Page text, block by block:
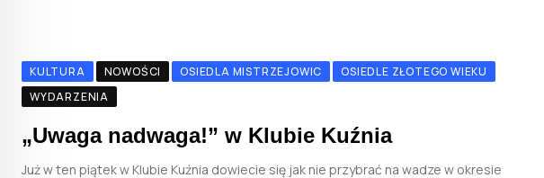
KULTURA NOWOŚCI OSIEDLA MISTRZEJOWIC
OSIEDLE ZŁOTEGO WIEKU
WYDARZENIA
„Uwaga nadwaga!” w Klubie Kuźnia
Już w ten piątek w Klubie Kuźnia dowiecie się jak nie przybrać na wadze w okresie